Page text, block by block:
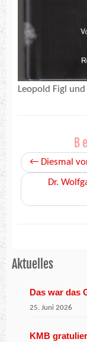
Leopold Figl
← Diesmal
Dr.
Aktuelles
Das war das
25. Juni 2026
KMB